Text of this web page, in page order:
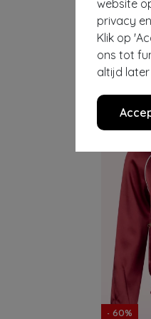
website
privacy
Klik op
ons tot
altijd
€ 79,95 €
- 60%